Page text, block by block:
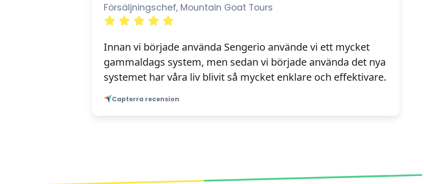
Försäljningschef, Mountain Goat Tours
Innan vi började använda Sengerio använde vi ett mycket
gammaldags system, men sedan vi började använda det nya
systemet har våra liv blivit så mycket enklare och effektivare.
Capterra recension